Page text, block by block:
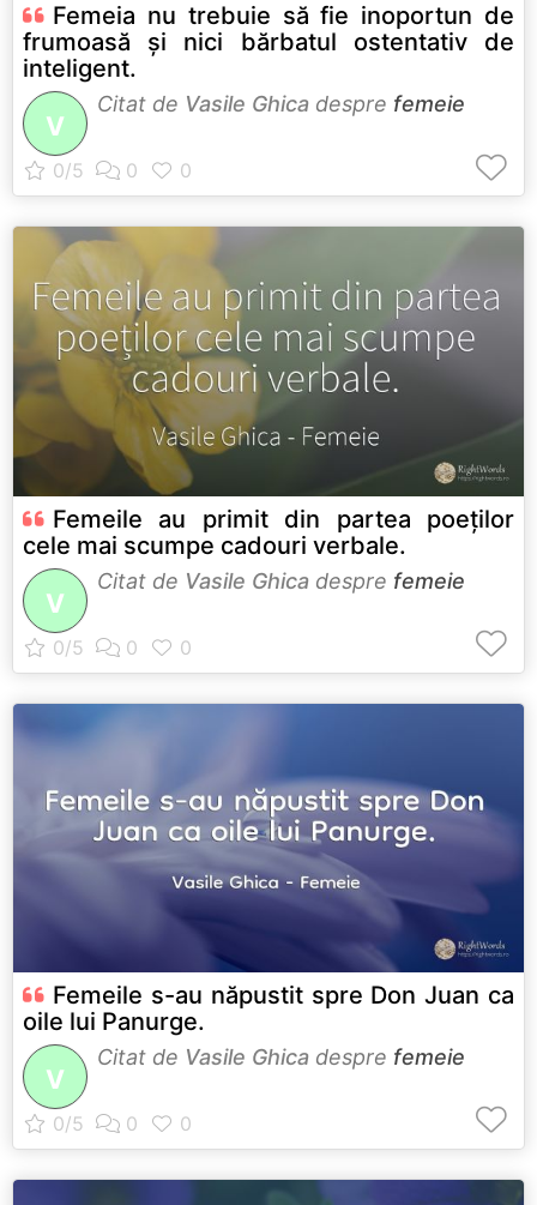
Femeia nu trebuie să fie inoportun de
frumoasă și nici bărbatul ostentativ de
inteligent.
V
Citat de Vasile Ghica despre femeie
Femeile au primit din partea poeților
cele mai scumpe cadouri verbale.
V
Citat de Vasile Ghica despre femeie
Femeile s-au năpustit spre Don Juan ca
oile lui Panurge.
V
Citat de Vasile Ghica despre femeie